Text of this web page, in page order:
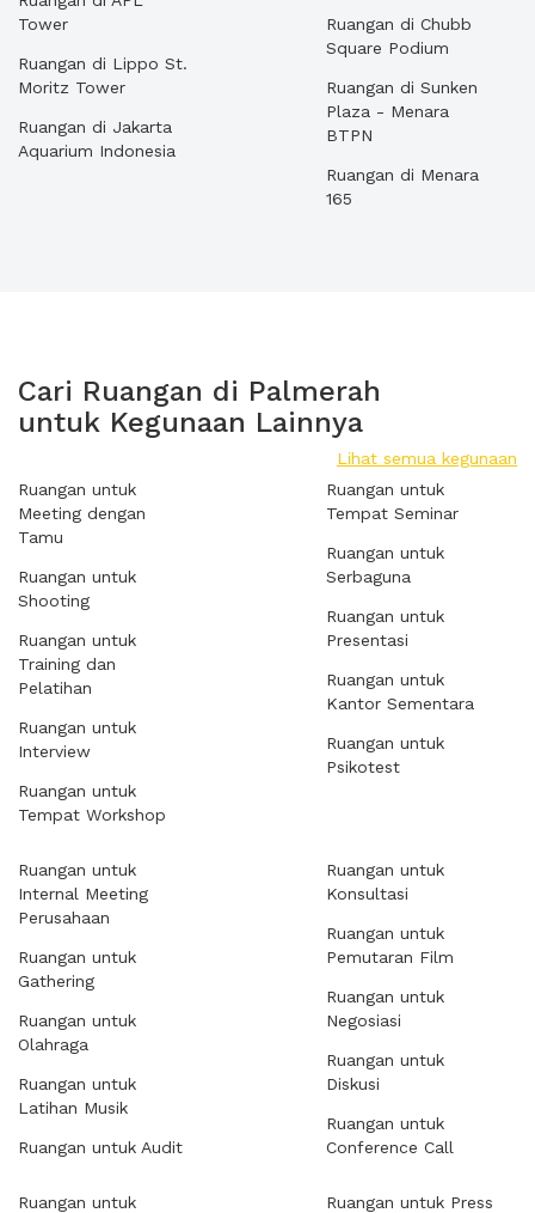
Tower
Ruangan di Lippo St.
Moritz Tower
Ruangan di Jakarta
Aquarium Indonesia
Ruangan di Chubb
Square Podium
Ruangan di Sunken
Plaza - Menara
BTPN
Ruangan di Menara
165
Cari Ruangan di Palmerah
untuk Kegunaan Lainnya
Lihat semua kegunaan
Ruangan untuk
Meeting dengan
Tamu
Ruangan untuk
Shooting
Ruangan untuk
Training dan
Pelatihan
Ruangan untuk
Interview
Ruangan untuk
Tempat Workshop
Ruangan untuk
Tempat Seminar
Ruangan untuk
Serbaguna
Ruangan untuk
Presentasi
Ruangan untuk
Kantor Sementara
Ruangan untuk
Psikotest
Ruangan untuk
Internal Meeting
Perusahaan
Ruangan untuk
Gathering
Ruangan untuk
Olahraga
Ruangan untuk
Latihan Musik
Ruangan untuk Audit
Ruangan untuk
Konsultasi
Ruangan untuk
Pemutaran Film
Ruangan untuk
Negosiasi
Ruangan untuk
Diskusi
Ruangan untuk
Conference Call
Ruangan untuk
Ruangan untuk Press